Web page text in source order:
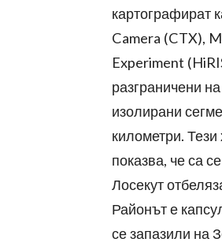
картографират
Camera (CTX),
Experiment
разграничени
изолирани
километри. Тези
показва, че са
Лосекут
Районът е
се запазили на